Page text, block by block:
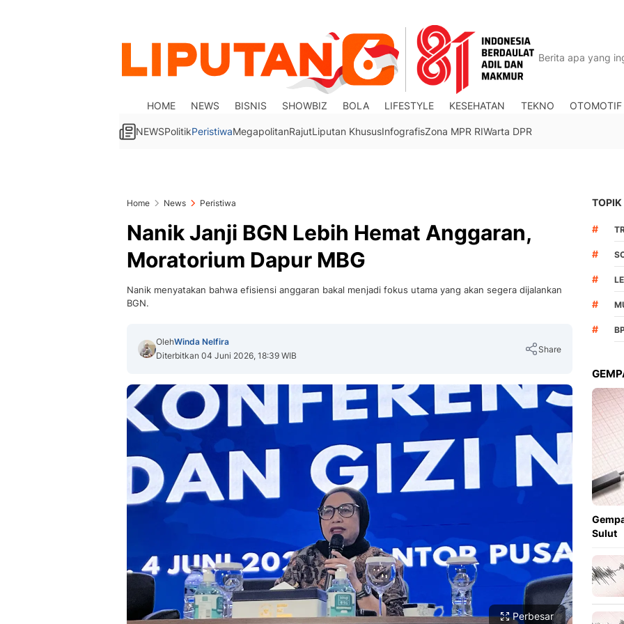
HOME NEWS BISNIS SHOWBIZ BOLA LIFESTYLE KESEHATAN TEKNO OTOMOTIF
NEWSPolitikPeristiwaMegapolitanRajutLiputan KhususInfografisZona MPR RIWarta DPR
Home News Peristiwa
Nanik Janji BGN Lebih Hemat Anggaran,
Moratorium Dapur MBG
Nanik menyatakan bahwa efisiensi anggaran bakal menjadi fokus utama yang akan segera dijalankan
BGN.
OlehWinda Nelfira
Diterbitkan 04 Juni 2026, 18:39 WIB
Share
Perbesar
TOPIK
#
#
#
#
#
Sulut